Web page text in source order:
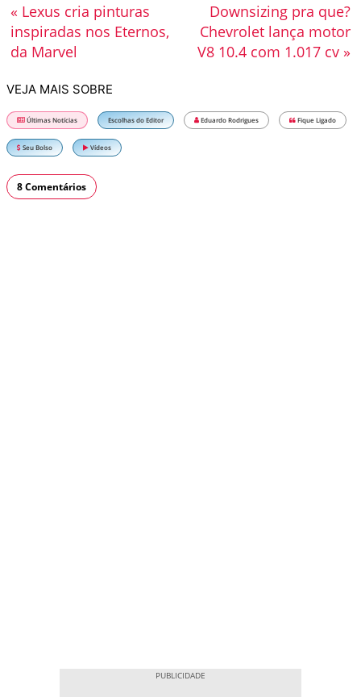
Downsizing pra que?
Chevrolet lança motor
V8 10.4 com 1.017 cv »
« Lexus cria pinturas
inspiradas nos Eternos,
da Marvel
VEJA MAIS SOBRE
Últimas Notícias Escolhas do Editor Eduardo Rodrigues Fique Ligado
Seu Bolso Vídeos
8 Comentários